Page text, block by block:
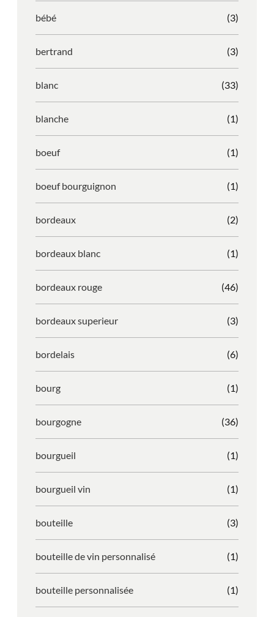
bébé (3)
bertrand (3)
blanc (33)
blanche (1)
boeuf (1)
boeuf bourguignon (1)
bordeaux (2)
bordeaux blanc (1)
bordeaux rouge (46)
bordeaux superieur (3)
bordelais (6)
bourg (1)
bourgogne (36)
bourgueil (1)
bourgueil vin (1)
bouteille (3)
bouteille de vin personnalisé (1)
bouteille personnalisée (1)